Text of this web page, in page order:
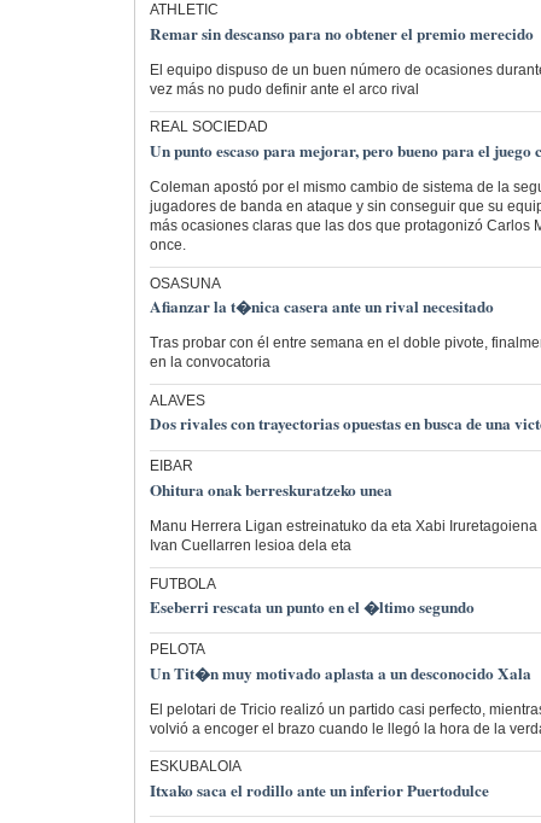
ATHLETIC
Remar sin descanso para no obtener el premio merecido
El equipo dispuso de un buen número de ocasiones
vez más no pudo definir ante el arco rival
REAL SOCIEDAD
Un punto escaso para mejorar, pero bueno para el juego
Coleman apostó por el mismo cambio de sistema de la
jugadores de banda en ataque y sin conseguir que su
más ocasiones claras que las dos que protagonizó Carlos
once.
OSASUNA
Afianzar la t�nica casera ante un rival necesitado
Tras probar con él entre semana en el doble pivote,
en la convocatoria
ALAVES
Dos rivales con trayectorias opuestas en busca de una
EIBAR
Ohitura onak berreskuratzeko unea
Manu Herrera Ligan estreinatuko da eta Xabi
Ivan Cuellarren lesioa dela eta
FUTBOLA
Eseberri rescata un punto en el �ltimo segundo
PELOTA
Un Tit�n muy motivado aplasta a un desconocido Xala
El pelotari de Tricio realizó un partido casi perfecto,
volvió a encoger el brazo cuando le llegó la hora de la
ESKUBALOIA
Itxako saca el rodillo ante un inferior Puertodulce